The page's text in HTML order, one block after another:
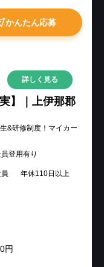
かんたん応募
詳しく見る
】｜上伊那郡
&研修制度！マイカー
登用有り
年休110日以上
円